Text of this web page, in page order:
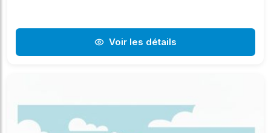
Voir les détails